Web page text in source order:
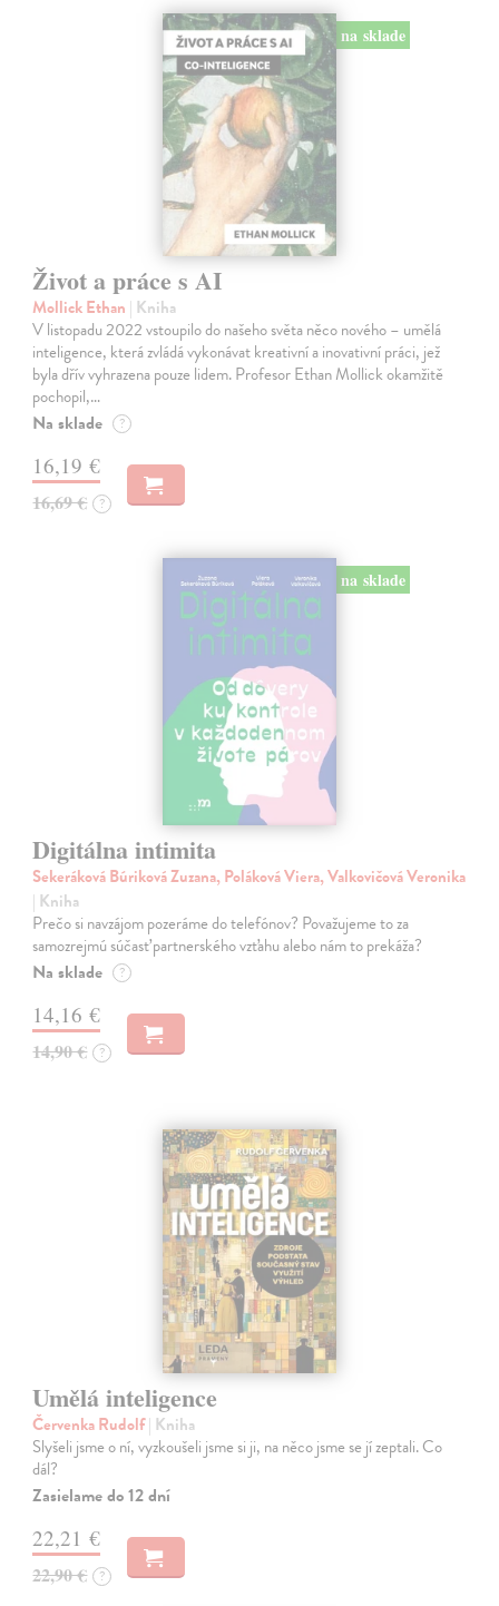
na sklade
Život a práce s AI
Mollick Ethan | Kniha
V listopadu 2022 vstoupilo do našeho světa něco nového – umělá
inteligence, která zvládá vykonávat kreativní a inovativní práci, jež
byla dřív vyhrazena pouze lidem. Profesor Ethan Mollick okamžitě
pochopil,…
Na sklade ?
16,19 €
16,69 € ?
na sklade
Digitálna intimita
Sekeráková Búriková Zuzana, Poláková Viera, Valkovičová Veronika
| Kniha
Prečo si navzájom pozeráme do telefónov? Považujeme to za
samozrejmú súčasť partnerského vzťahu alebo nám to prekáža?
Na sklade ?
14,16 €
14,90 € ?
Umělá inteligence
Červenka Rudolf| Kniha
Slyšeli jsme o ní, vyzkoušeli jsme si ji, na něco jsme se jí zeptali. Co
dál?
Zasielame do 12 dní
22,21 €
22,90 € ?